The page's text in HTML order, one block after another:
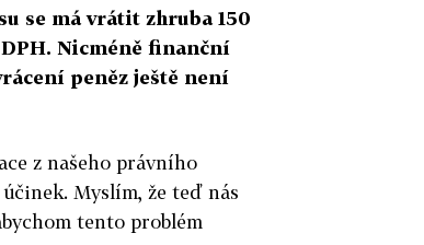
se má vrátit zhruba 150
Nicméně finanční
peněz ještě není
z našeho právního
Myslím, že teď nás
tento problém